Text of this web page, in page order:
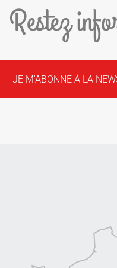
Restez
JE M'ABONNE À LA